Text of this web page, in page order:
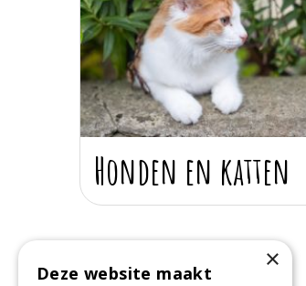
Honden en katten
×
Deze website maakt